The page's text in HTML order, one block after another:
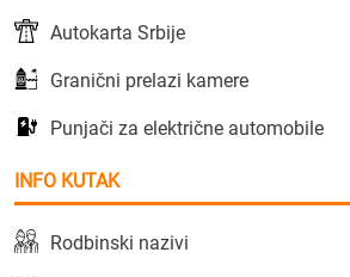
Autokarta Srbije
Granični prelazi kamere
Punjači za električne automobile
INFO KUTAK
Rodbinski nazivi